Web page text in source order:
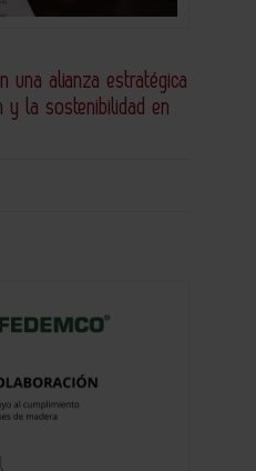
una alianza estratégica
y la sostenibilidad en